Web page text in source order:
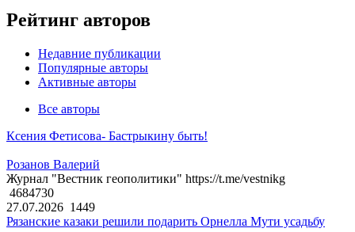
Рейтинг авторов
Недавние публикации
Популярные авторы
Активные авторы
Все авторы
Ксения Фетисова- Бастрыкину быть!
Розанов Валерий
Журнал "Вестник геополитики" https://t.me/vestnikg
4684730
27.07.2026 1449
Рязанские казаки решили подарить Орнелла Мути усадьбу